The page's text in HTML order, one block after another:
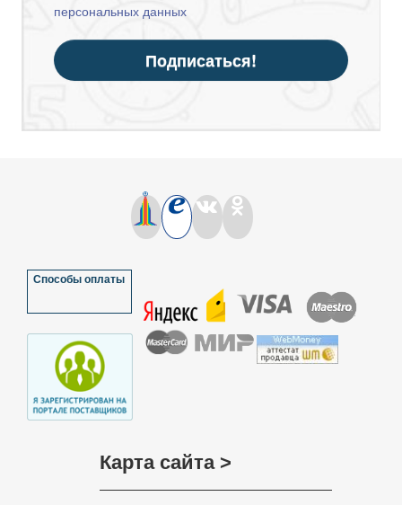
персональных данных
Подписаться!
Способы оплаты
Карта сайта >